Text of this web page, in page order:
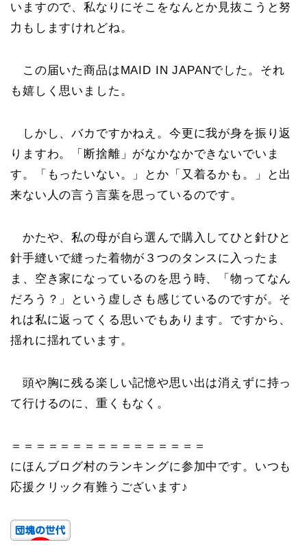
いますので、私なりにそこをなんとか見抜こうと努
力もしますけれどね。
この届いた商品はMAID IN JAPANでした。それ
も嬉しく思いました。
しかし、バカですかねえ。今更に我が身を振り返
りますわ。「断捨離」がなかなかできないでいま
す。「もったいない。」とか「又着るかも。」と出
来ない人の言う言葉を思っているのです。
かたや、私の母が自ら選んで購入してひと針ひと
針手縫いで縫った着物が３つのタンスに入ったま
ま、空き家になっているのを思う時、「物ってなん
だろう？」という虚しさも感じているのですが。そ
れは私に返ってくる思いでもあります。ですから、
揺れに揺れています。
頭や胸に残る楽しい記憶や思い出は消えずに持っ
て行けるのに、重くもなく。
＝＝＝＝＝＝＝＝＝＝＝＝＝＝＝＝
にほんブログ村のランキングに参加中です。いつも
応援クリック有難うございます♪